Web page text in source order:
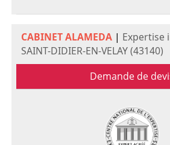
CABINET ALAMEDA| Expertise
SAINT-DIDIER-EN-VELAY (43140)
Demande de